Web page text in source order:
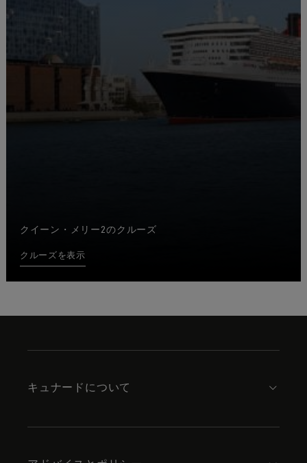
クイーン・メリー2のクルーズ
クルーズを表示
キュナードについて